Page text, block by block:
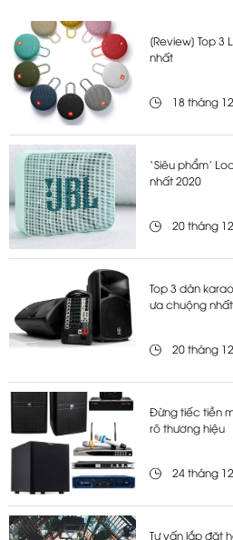
[Review] Top 3
nhất
18 tháng
‘Siêu phẩm’
nhất 2020
20 tháng
Top 3 dàn
ưa chuộng
20 tháng
Đừng tiếc tiền
rõ thương hiệu
24 tháng
Tư vấn lắp đặt